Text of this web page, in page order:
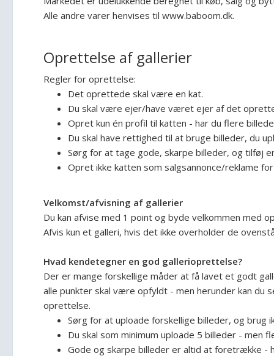
Alle andre varer henvises til www.baboom.dk.
Oprettelse af gallerier
Regler for oprettelse:
Det oprettede skal være en kat.
Du skal være ejer/have været ejer af det
Opret kun én profil til katten - har du flere
Du skal have rettighed til at bruge billeder, du
Sørg for at tage gode, skarpe billeder, og tilføj
Opret ikke katten som salgsannonce/reklame
Velkomst/afvisning af gallerier
Du kan afvise med 1 point og byde velkommen med
Afvis kun et galleri, hvis det ikke overholder de
Hvad kendetegner en god gallerioprettelse?
Der er mange forskellige måder at få lavet et godt
alle punkter skal være opfyldt - men herunder kan du
oprettelse.
Sørg for at uploade forskellige billeder, og brug
Du skal som minimum uploade 5 billeder -
Gode og skarpe billeder er altid at foretrække -